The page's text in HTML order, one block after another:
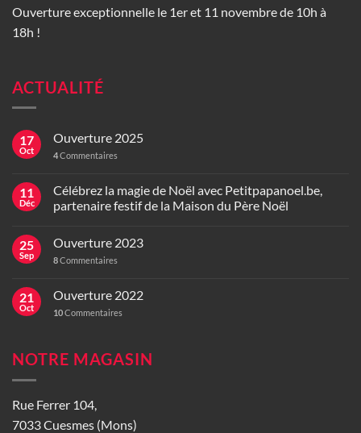
Ouverture exceptionnelle le 1er et 11 novembre de 10h à
18h !
ACTUALITÉ
17
Oct
Ouverture 2025
4Commentaires
11
Déc
Célébrez la magie de Noël avec Petitpapanoel.be,
partenaire festif de la Maison du Père Noël
25
Sep
Ouverture 2023
8Commentaires
21
Oct
Ouverture 2022
10Commentaires
NOTRE MAGASIN
Rue Ferrer 104,
7033 Cuesmes (Mons)